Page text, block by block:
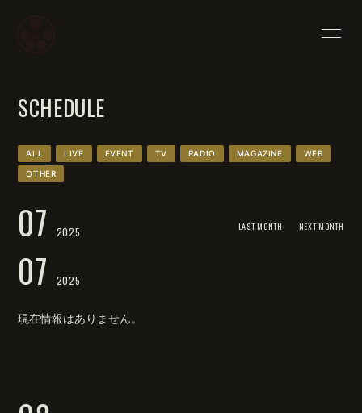
PROFILE
YOUTUBE
WORKS
MOVIE
Q&A
SCHEDULE
ALL LIVE EVENT TV RADIO MAGAZINE WEB
OTHER
07 2025 LAST MONTH NEXT MONTH
07 2025
現在情報はありません。